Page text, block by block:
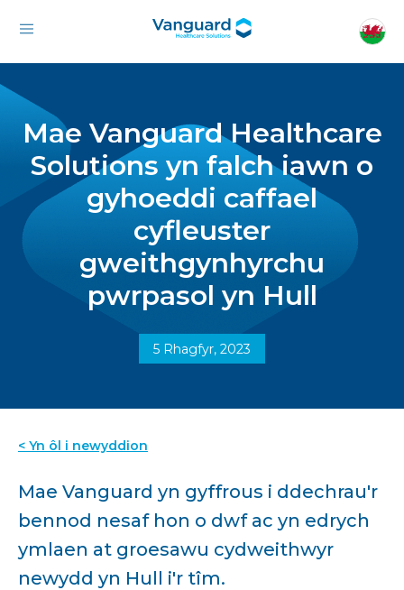
Mae Vanguard Healthcare
Solutions yn falch iawn o
gyhoeddi caffael
cyfleuster
gweithgynhyrchu
pwrpasol yn Hull
5 Rhagfyr, 2023
< Yn ôl i newyddion
Mae Vanguard yn gyffrous i ddechrau'r
bennod nesaf hon o dwf ac yn edrych
ymlaen at groesawu cydweithwyr
newydd yn Hull i'r tîm.